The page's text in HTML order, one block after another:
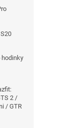
hodinky
2 /
/ GTR